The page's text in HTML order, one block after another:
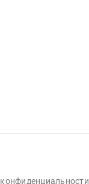
конфиденциальности